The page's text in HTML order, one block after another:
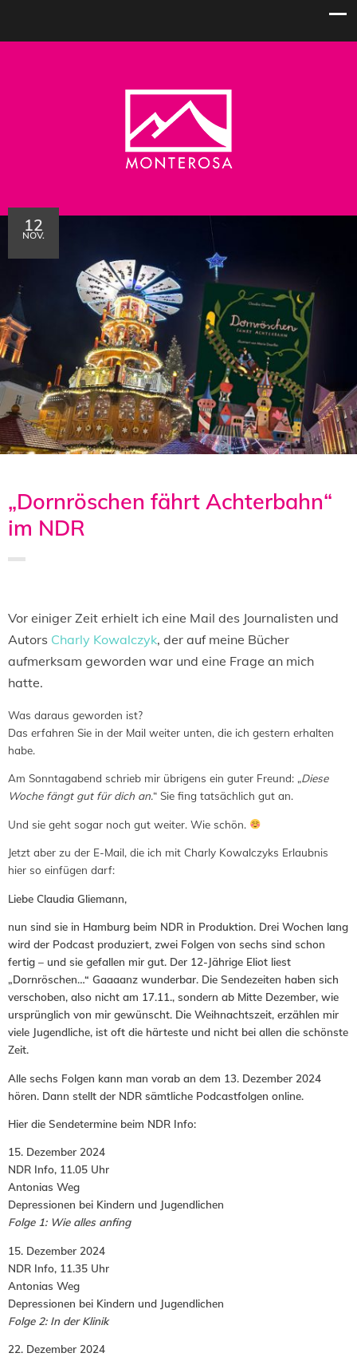
12
NOV.
„Dornröschen fährt Achterbahn“
im NDR
Vor einiger Zeit erhielt ich eine Mail des Journalisten und
Autors Charly Kowalczyk, der auf meine Bücher
aufmerksam geworden war und eine Frage an mich
hatte.
Was daraus geworden ist?
Das erfahren Sie in der Mail weiter unten, die ich gestern erhalten
habe.
Am Sonntagabend schrieb mir übrigens ein guter Freund: „Diese
Woche fängt gut für dich an.“ Sie fing tatsächlich gut an.
Und sie geht sogar noch gut weiter. Wie schön.
Jetzt aber zu der E-Mail, die ich mit Charly Kowalczyks Erlaubnis
hier so einfügen darf:
Liebe Claudia Gliemann,
nun sind sie in Hamburg beim NDR in Produktion. Drei Wochen lang
wird der Podcast produziert, zwei Folgen von sechs sind schon
fertig – und sie gefallen mir gut. Der 12-Jährige Eliot liest
„Dornröschen…“ Gaaaanz wunderbar. Die Sendezeiten haben sich
verschoben, also nicht am 17.11., sondern ab Mitte Dezember, wie
ursprünglich von mir gewünscht. Die Weihnachtszeit, erzählen mir
viele Jugendliche, ist oft die härteste und nicht bei allen die schönste
Zeit.
Alle sechs Folgen kann man vorab an dem 13. Dezember 2024
hören. Dann stellt der NDR sämtliche Podcastfolgen online.
Hier die Sendetermine beim NDR Info:
15. Dezember 2024
NDR Info, 11.05 Uhr
Antonias Weg
Depressionen bei Kindern und Jugendlichen
Folge 1: Wie alles anfing
15. Dezember 2024
NDR Info, 11.35 Uhr
Antonias Weg
Depressionen bei Kindern und Jugendlichen
Folge 2: In der Klinik
22. Dezember 2024